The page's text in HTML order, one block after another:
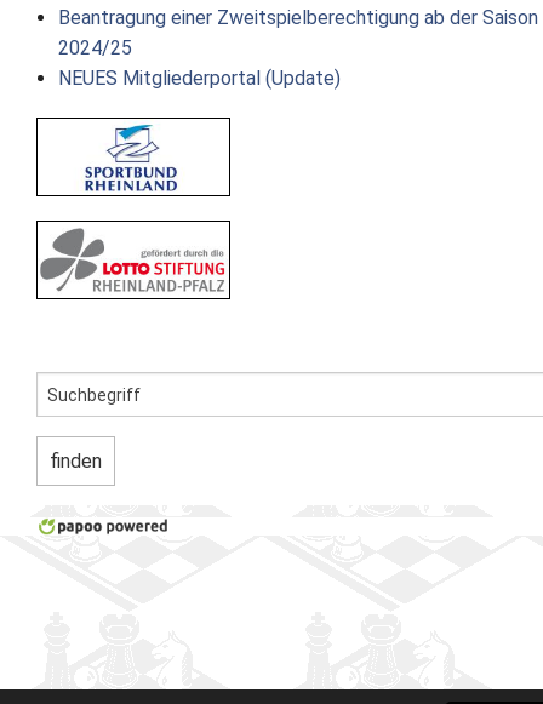
Beantragung einer Zweitspielberechtigung ab der Saison
2024/25
NEUES Mitgliederportal (Update)